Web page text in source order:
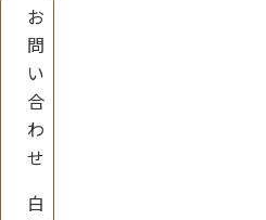
お
問
い
合
わ
せ
白